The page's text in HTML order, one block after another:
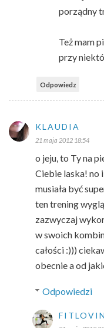
porządny
Też mam
przy
Odpowiedz
KLAUDIA
21 maja 2012 18:54
o jeju, to Ty na
Ciebie laska! no i
musiała być
ten trening
zazwyczaj
w swoich
całości :)))
obecnie a od
Odpowiedzi
FITLOVIN